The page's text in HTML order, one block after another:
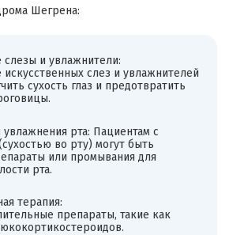
Шегрена:
слезы и увлажнители:
искусственных слез и увлажнителей
сухость глаз и предотвратить
рта: Пациентам с
во рту) могут быть
или промывания для
рта.
терапия:
препараты, такие как